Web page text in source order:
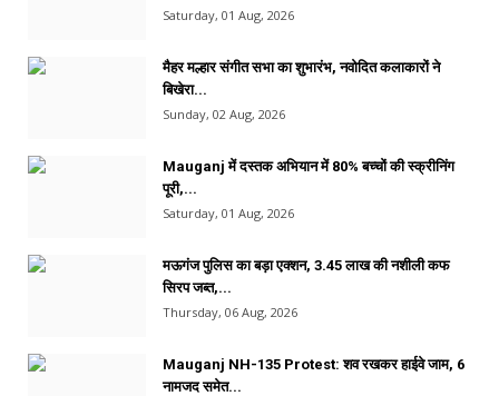
Saturday, 01 Aug, 2026
मैहर मल्हार संगीत सभा का शुभारंभ, नवोदित कलाकारों ने
बिखेरा...
Sunday, 02 Aug, 2026
Mauganj में दस्तक अभियान में 80% बच्चों की स्क्रीनिंग
पूरी,...
Saturday, 01 Aug, 2026
मऊगंज पुलिस का बड़ा एक्शन, 3.45 लाख की नशीली कफ
सिरप जब्त,...
Thursday, 06 Aug, 2026
Mauganj NH-135 Protest: शव रखकर हाईवे जाम, 6
नामजद समेत...